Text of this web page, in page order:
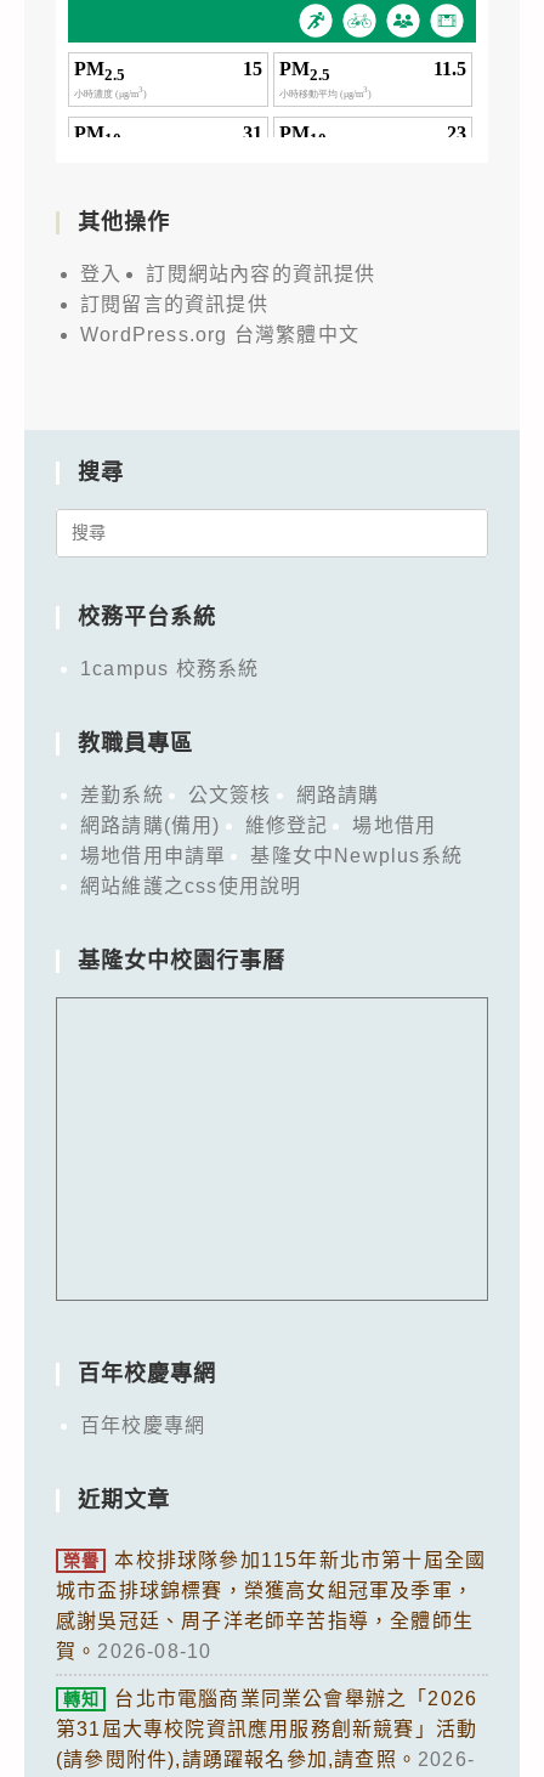
其他操作
登入
訂閱網站內容的資訊提供
訂閱留言的資訊提供
WordPress.org 台灣繁體中文
搜尋
Search
校務平台系統
1campus 校務系統
教職員專區
差勤系統 公文簽核
網路請購
網路請購(備用)
維修登記
場地借用
場地借用申請單
基隆女中Newplus系統
網站維護之css使用說明
基隆女中校園行事曆
百年校慶專網
百年校慶專網
近期文章
榮譽
本校排球隊參加115年新北市第十屆全國
城市盃排球錦標賽，榮獲高女組冠軍及季軍，
感謝吳冠廷、周子洋老師辛苦指導，全體師生
賀。 2026-08-10
轉知
台北市電腦商業同業公會舉辦之「2026
第31屆大專校院資訊應用服務創新競賽」活動
(請參閱附件),請踴躍報名參加,請查照。 2026-